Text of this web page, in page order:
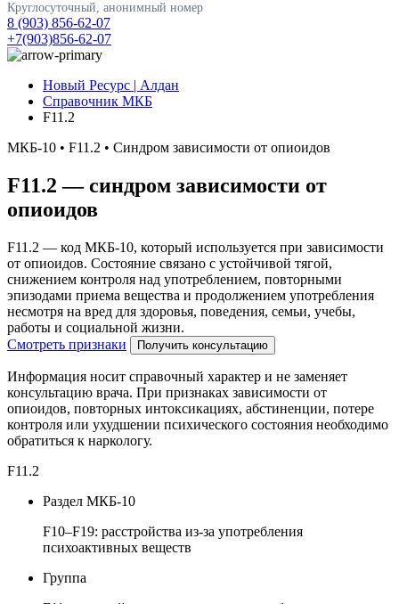
Круглосуточный, анонимный номер
8 (903) 856-62-07
+7(903)856-62-07
Новый Ресурс | Алдан
Справочник МКБ
F11.2
МКБ-10 • F11.2 • Синдром зависимости от опиоидов
F11.2— синдром зависимости от
опиоидов
F11.2 — код МКБ-10, который используется при зависимости
от опиоидов. Состояние связано с устойчивой тягой,
снижением контроля над употреблением, повторными
эпизодами приема вещества и продолжением употребления
несмотря на вред для здоровья, поведения, семьи, учебы,
работы и социальной жизни.
Смотреть признаки
Получить консультацию
Информация носит справочный характер и не заменяет
консультацию врача. При признаках зависимости от
опиоидов, повторных интоксикациях, абстиненции, потере
контроля или ухудшении психического состояния необходимо
обратиться к наркологу.
F11.2
Раздел МКБ-10
F10–F19: расстройства из-за употребления
психоактивных веществ
Группа